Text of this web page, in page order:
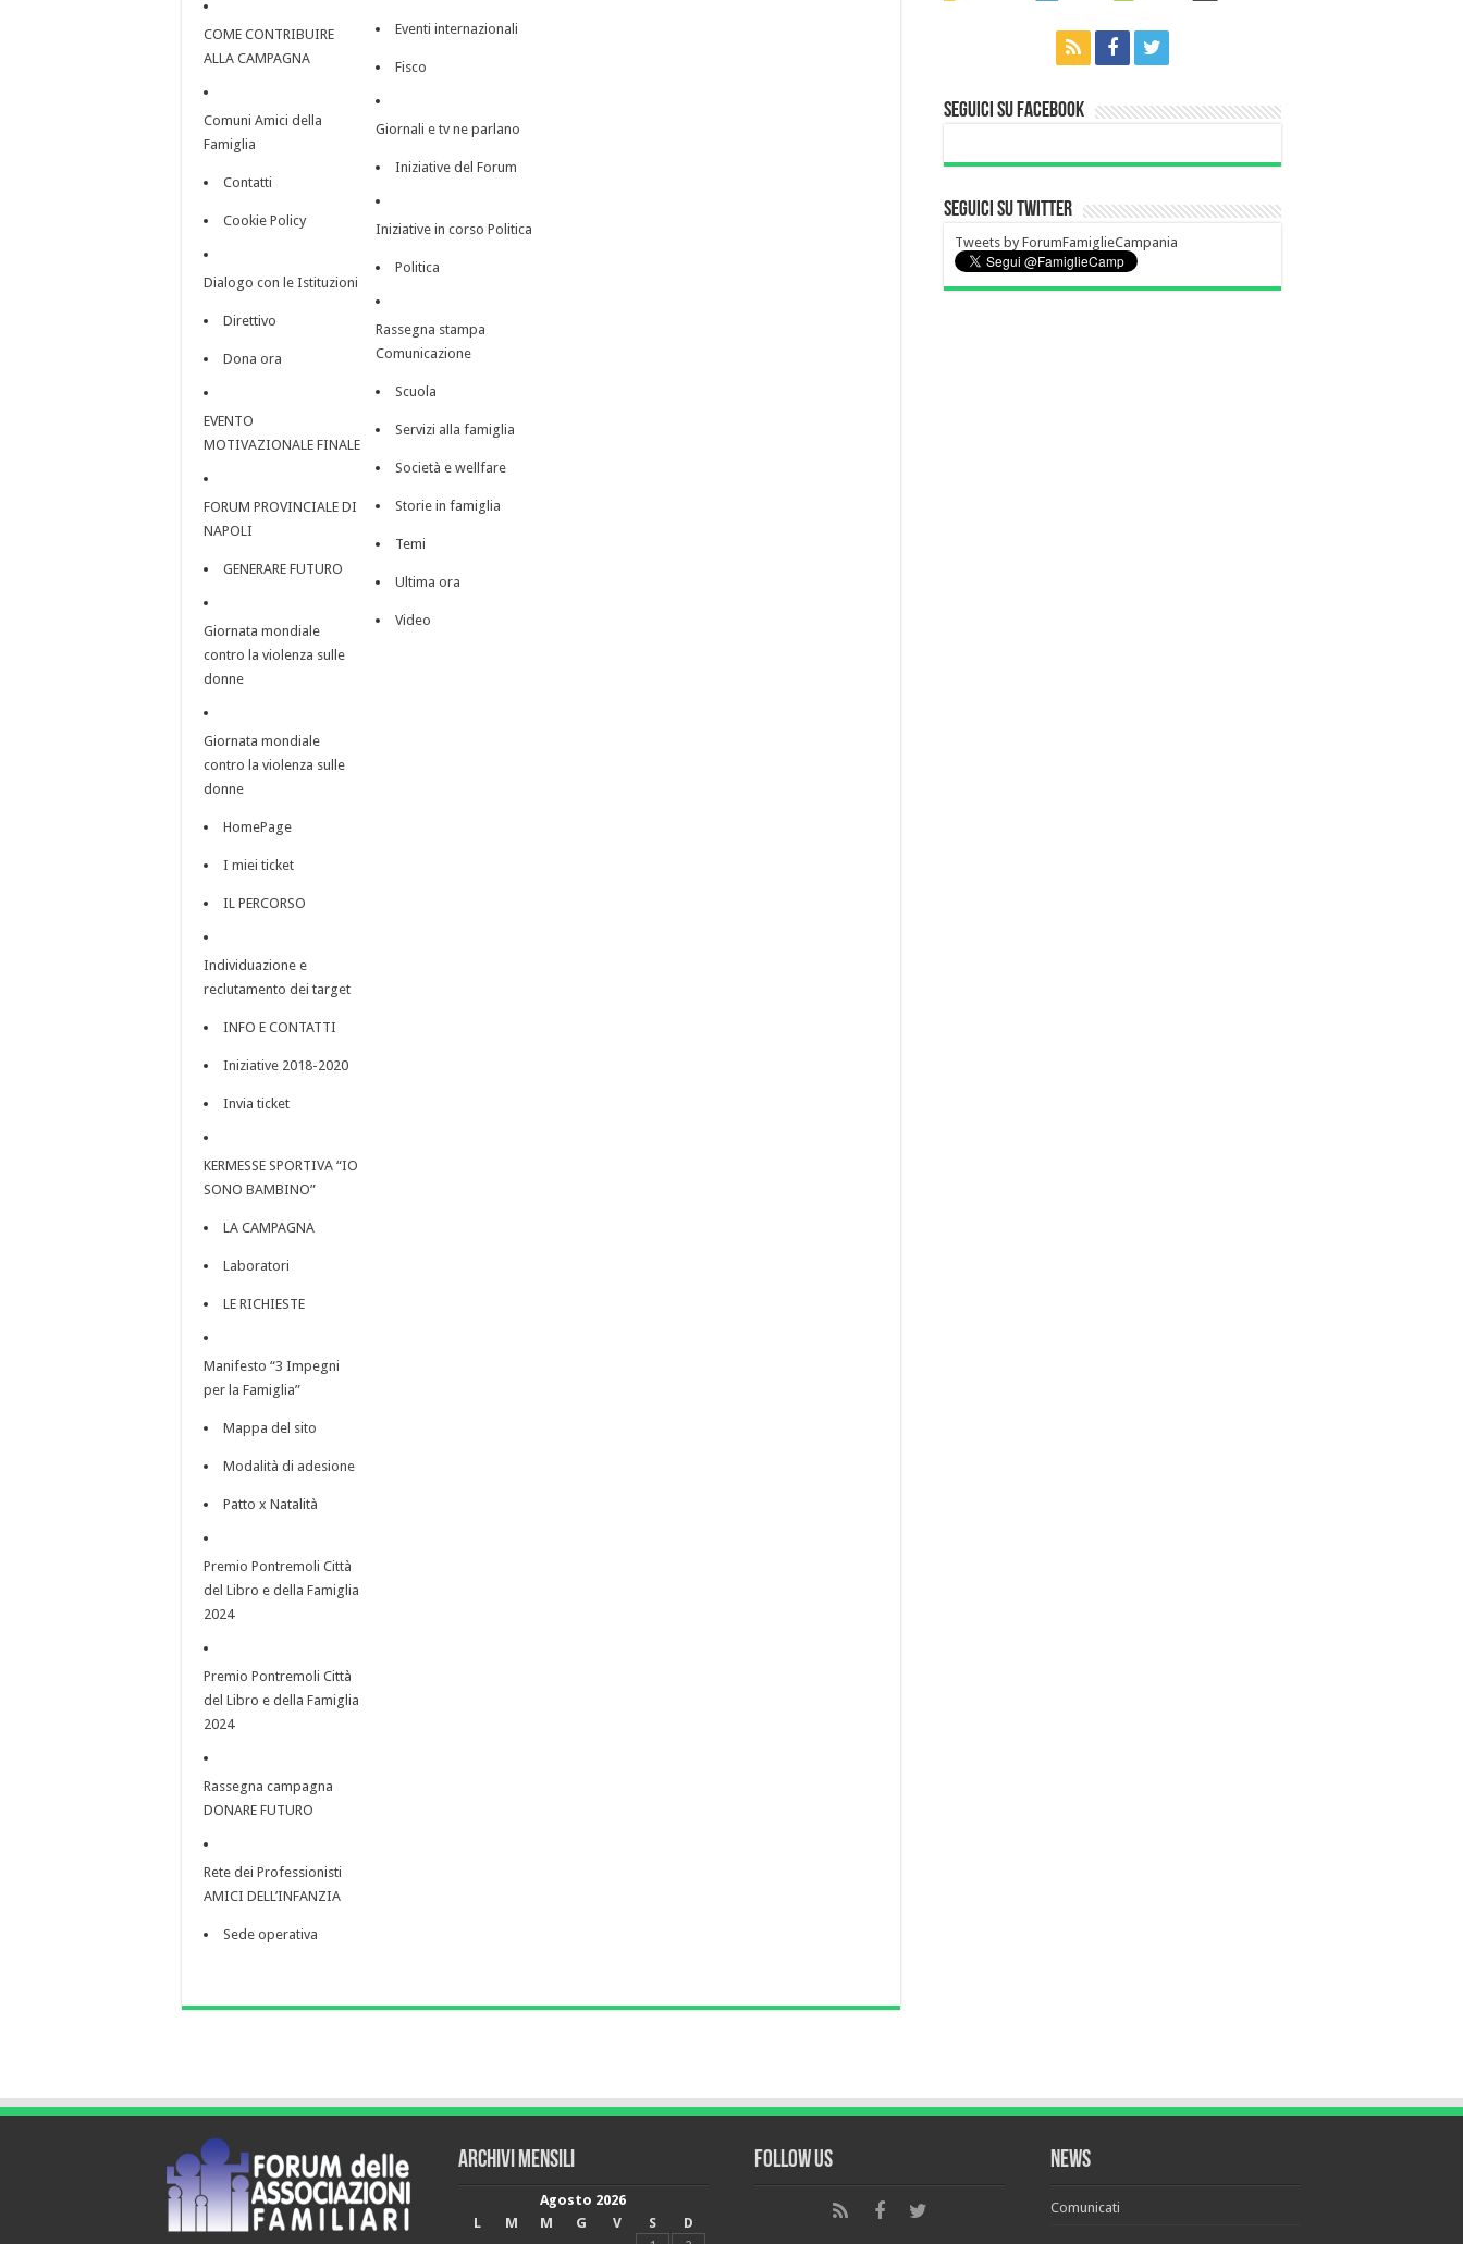
COME CONTRIBUIRE
ALLA CAMPAGNA
Comuni Amici della
Famiglia
Contatti
Cookie Policy
Dialogo con le Istituzioni
Direttivo
Dona ora
EVENTO
MOTIVAZIONALE FINALE
FORUM PROVINCIALE DI
NAPOLI
GENERARE FUTURO
Giornata mondiale
contro la violenza sulle
donne
Giornata mondiale
contro la violenza sulle
donne
HomePage
I miei ticket
IL PERCORSO
Individuazione e
reclutamento dei target
INFO E CONTATTI
Iniziative 2018-2020
Invia ticket
KERMESSE SPORTIVA “IO
SONO BAMBINO”
LA CAMPAGNA
Laboratori
LE RICHIESTE
Manifesto “3 Impegni
per la Famiglia”
Mappa del sito
Modalità di adesione
Patto x Natalità
Premio Pontremoli Città
del Libro e della Famiglia
2024
Premio Pontremoli Città
del Libro e della Famiglia
2024
Rassegna campagna
DONARE FUTURO
Rete dei Professionisti
AMICI DELL’INFANZIA
Sede operativa
Eventi internazionali
Fisco
Giornali e tv ne parlano
Iniziative del Forum
Iniziative in corso Politica
Politica
Rassegna stampa
Comunicazione
Scuola
Servizi alla famiglia
Società e wellfare
Storie in famiglia
Temi
Ultima ora
Video
Seguici su Facebook
Seguici su Twitter
Tweets by ForumFamiglieCampania
Archivi mensili
Agosto 2026
L
M M G V S
D
Follow Us News
Comunicati